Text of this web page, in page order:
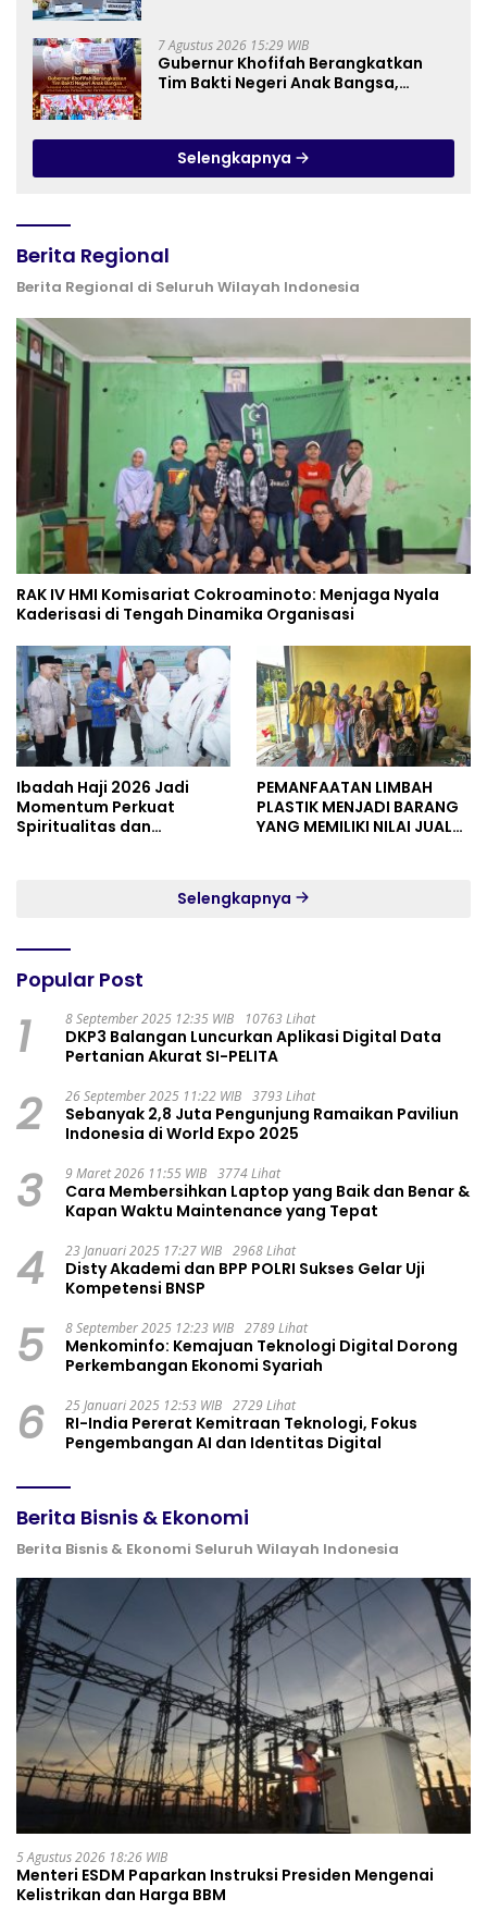
7 Agustus 2026 15:29 WIB
Gubernur Khofifah Berangkatkan
Tim Bakti Negeri Anak Bangsa,
Kemerdekaan
Selengkapnya
Berita Regional
Berita Regional di Seluruh Wilayah Indonesia
RAK IV HMI Komisariat Cokroaminoto: Menjaga Nyala
Kaderisasi di Tengah Dinamika Organisasi
Ibadah Haji 2026 Jadi
Momentum Perkuat
Spiritualitas dan
PEMANFAATAN LIMBAH
PLASTIK MENJADI BARANG
YANG MEMILIKI NILAI JUAL
Selengkapnya
Popular Post
1 8 September 2025 12:35 WIB 10763 Lihat
DKP3 Balangan Luncurkan Aplikasi Digital Data
Pertanian Akurat SI-PELITA
2 26 September 2025 11:22 WIB 3793 Lihat
Sebanyak 2,8 Juta Pengunjung Ramaikan Paviliun
Indonesia di World Expo 2025
3 9 Maret 2026 11:55 WIB 3774 Lihat
Cara Membersihkan Laptop yang Baik dan Benar &
Kapan Waktu Maintenance yang Tepat
4 23 Januari 2025 17:27 WIB 2968 Lihat
Disty Akademi dan BPP POLRI Sukses Gelar Uji
Kompetensi BNSP
5 8 September 2025 12:23 WIB 2789 Lihat
Menkominfo: Kemajuan Teknologi Digital Dorong
Perkembangan Ekonomi Syariah
6 25 Januari 2025 12:53 WIB 2729 Lihat
RI-India Pererat Kemitraan Teknologi, Fokus
Pengembangan AI dan Identitas Digital
Berita Bisnis & Ekonomi
Berita Bisnis & Ekonomi Seluruh Wilayah Indonesia
5 Agustus 2026 18:26 WIB
Menteri ESDM Paparkan Instruksi Presiden Mengenai
Kelistrikan dan Harga BBM